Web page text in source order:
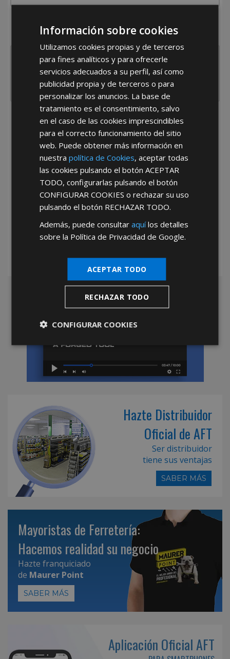
España
Portugal Otros
He leído y acepto laPolítica de Privacidad
*Abstenerse particulares, sólo venta a tiendas y empresas minoristas y
Hazte Distribuidor
Oficial de AFT
Ser distribuidor
tiene sus ventajas
SABER MÁS
Mayoristas de Ferretería:
Hacemos realidad su negocio
Hazte franquiciado
de Maurer Point
SABER MÁS
Aplicación Oficial AFT
Información sobre cookies
Utilizamos cookies propias y de terceros
para fines analíticos y para ofrecerle
servicios adecuados a su perfil, así como
publicidad propia y de terceros o para
personalizar los anuncios. La base de
tratamiento es el consentimiento, salvo
en el caso de las cookies imprescindibles
para el correcto funcionamiento del sitio
web. Puede obtener más información en
nuestrapolítica de Cookies, aceptar todas
las cookies pulsando el botónACEPTAR
TODO, configurarlas pulsando el botón
CONFIGURAR COOKIES o rechazar su uso
pulsando el botón RECHAZAR TODO.
Además, puede consultaraquílos detalles
sobre la Política de Privacidad de Google.
ACEPTAR TODO
RECHAZAR TODO
CONFIGURAR COOKIES